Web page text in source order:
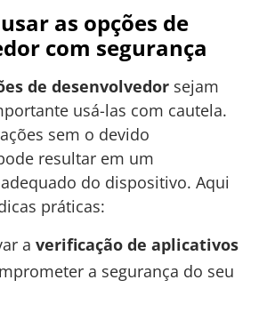
as opções de
com segurança
de desenvolvedor sejam
usá-las com cautela.
sem o devido
resultar em um
do dispositivo. Aqui
práticas:
a verificação de aplicativos
a segurança do seu